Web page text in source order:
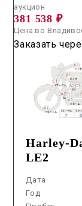
Harley-
LE2
Дата
Год
аукцион
381 538 ₽
Цена во
Заказать